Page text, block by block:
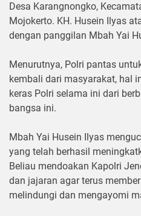
Desa Karangnongko,
Mojokerto. KH. Husein Ilyas
dengan panggilan Mbah Yai
Menurutnya, Polri pantas
kembali dari masyarakat, hal
keras Polri selama ini dari
bangsa ini.
Mbah Yai Husein Ilyas
yang telah berhasil
Beliau mendoakan Kapolri
dan jajaran agar terus
melindungi dan mengayomi